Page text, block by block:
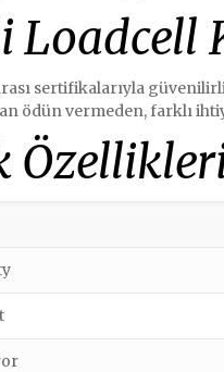
sertifikalarıyla
ödün vermeden, farklı